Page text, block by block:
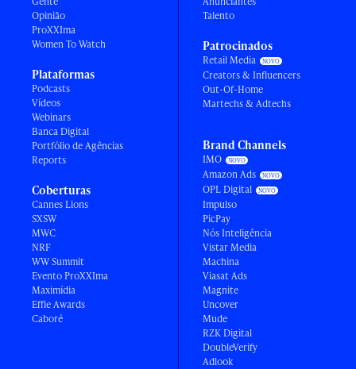
Opinião
ProXXIma
Women To Watch
Plataformas
Podcasts
Vídeos
Webinars
Banca Digital
Portfólio de Agências
Reports
Coberturas
Cannes Lions
SXSW
MWC
NRF
WW Summit
Evento ProXXIma
Maximídia
Effie Awards
Caboré
Talento
Patrocinados
Retail Media
Creators & Influencers
Out-Of-Home
Martechs & Adtechs
Brand Channels
IMO
Amazon Ads
OPL Digital
Impulso
PicPay
Nós Inteligência
Vistar Media
Machina
Viasat Ads
Magnite
Uncover
Mude
RZK Digital
DoubleVerify
Adlook